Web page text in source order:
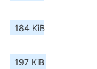
184 KiB
197 KiB